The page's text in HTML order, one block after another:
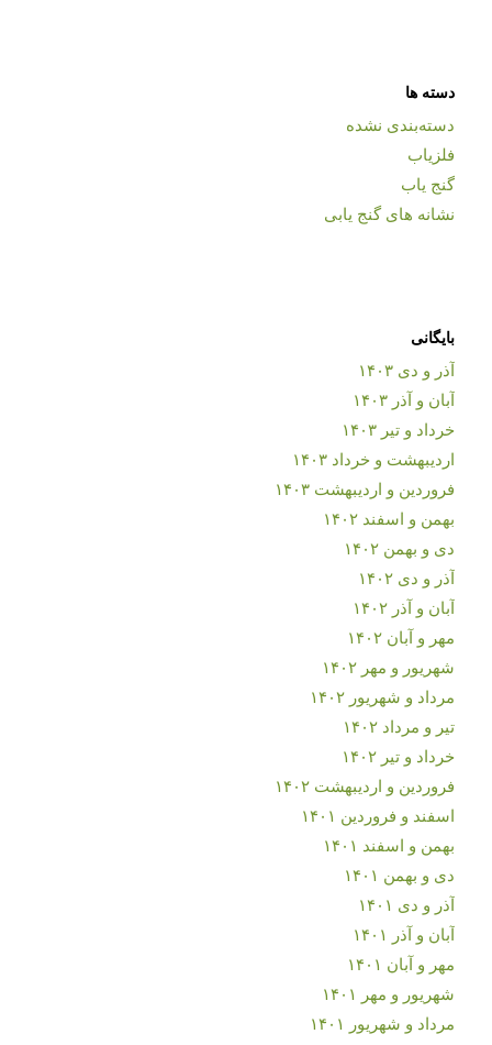
دسته ها
دسته‌بندی نشده
فلزیاب
گنج یاب
نشانه های گنج یابی
بایگانی
آذر و دی ۱۴۰۳
آبان و آذر ۱۴۰۳
خرداد و تیر ۱۴۰۳
اردیبهشت و خرداد ۱۴۰۳
فروردین و اردیبهشت ۱۴۰۳
بهمن و اسفند ۱۴۰۲
دی و بهمن ۱۴۰۲
آذر و دی ۱۴۰۲
آبان و آذر ۱۴۰۲
مهر و آبان ۱۴۰۲
شهریور و مهر ۱۴۰۲
مرداد و شهریور ۱۴۰۲
تیر و مرداد ۱۴۰۲
خرداد و تیر ۱۴۰۲
فروردین و اردیبهشت ۱۴۰۲
اسفند و فروردین ۱۴۰۱
بهمن و اسفند ۱۴۰۱
دی و بهمن ۱۴۰۱
آذر و دی ۱۴۰۱
آبان و آذر ۱۴۰۱
مهر و آبان ۱۴۰۱
شهریور و مهر ۱۴۰۱
مرداد و شهریور ۱۴۰۱